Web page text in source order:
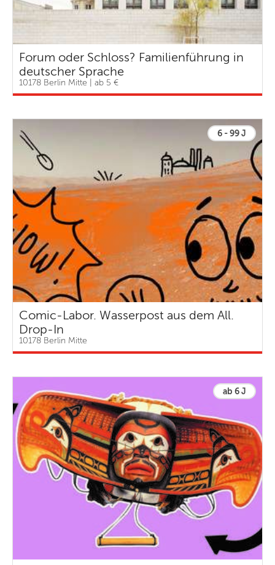
Forum oder Schloss? Familienführung in
deutscher Sprache
10178 Berlin Mitte | ab 5 €
6 - 99 J
Comic-Labor. Wasserpost aus dem All.
Drop-In
10178 Berlin Mitte
ab 6 J